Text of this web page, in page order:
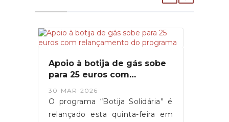
Apoio à botija de gás sobe
para 25 euros com
30-MAR-2026
O programa “Botija Solidária” é
relançado esta quinta-feira em